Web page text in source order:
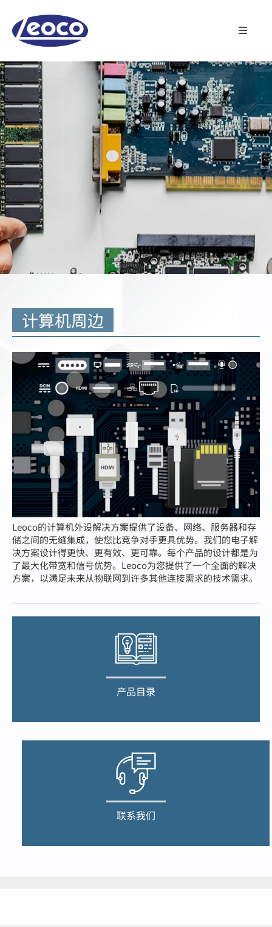
content
Toggle
主页
关于龙杰
制造业
产品
最新消息
计算机周边
Leoco的计算机外设解决方案提供了设备、网络、服务器和存
储之间的无缝集成，使您比竞争对手更具优势。 我们的电子解
决方案设计得更快、更有效、更可靠。 每个产品的设计都是为
了最大化带宽和信号优势。 Leoco为您提供了一个全面的解决
方案，以满足未来从物联网到许多其他连接需求的技术需求。
产品目录
联系我们